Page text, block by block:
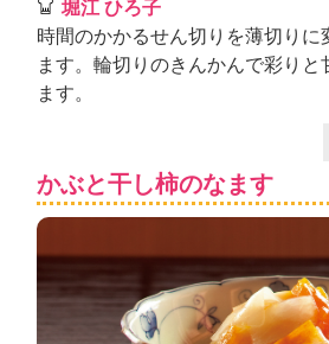
堀江 ひろ子
時間のかかるせん切りを薄切りに
ます。輪切りのきんかんで彩り
ます。
かぶと干し柿のなます